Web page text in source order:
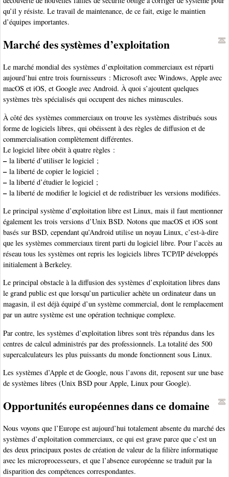
qu’il y résiste. Le travail de maintenance, de ce fait, exige le maintien
d’équipes importantes.
Marché des systèmes d’exploitation
Le marché mondial des systèmes d’exploitation commerciaux est réparti
aujourd’hui entre trois fournisseurs : Microsoft avec Windows, Apple avec
macOS et iOS, et Google avec Android. À quoi s’ajoutent quelques
systèmes très spécialisés qui occupent des niches minuscules.
À côté des systèmes commerciaux on trouve les systèmes distribués sous
forme de logiciels libres, qui obéissent à des règles de diffusion et de
commercialisation complètement différentes.
Le logiciel libre obéit à quatre règles :
–la liberté d’utiliser le logiciel ;
–la liberté de copier le logiciel ;
–la liberté d’étudier le logiciel ;
–la liberté de modifier le logiciel et de redistribuer les versions modifiées.
Le principal système d’exploitation libre est Linux, mais il faut mentionner
également les trois versions d’Unix BSD. Notons que macOS et iOS sont
basés sur BSD, cependant qu’Android utilise un noyau Linux, c’est-à-dire
que les systèmes commerciaux tirent parti du logiciel libre. Pour l’accès au
réseau tous les systèmes ont repris les logiciels libres TCP/IP développés
initialement à Berkeley.
Le principal obstacle à la diffusion des systèmes d’exploitation libres dans
le grand public est que lorsqu’un particulier achète un ordinateur dans un
magasin, il est déjà équipé d’un système commercial, dont le remplacement
par un autre système est une opération technique complexe.
Par contre, les systèmes d’exploitation libres sont très répandus dans les
centres de calcul administrés par des professionnels. La totalité des 500
supercalculateurs les plus puissants du monde fonctionnent sous Linux.
Les systèmes d’Apple et de Google, nous l’avons dit, reposent sur une base
de systèmes libres (Unix BSD pour Apple, Linux pour Google).
Opportunités européennes dans ce domaine
Nous voyons que l’Europe est aujourd’hui totalement absente du marché des
systèmes d’exploitation commerciaux, ce qui est grave parce que c’est un
des deux principaux postes de création de valeur de la filière informatique
avec les microprocesseurs, et que l’absence européenne se traduit par la
disparition des compétences correspondantes.